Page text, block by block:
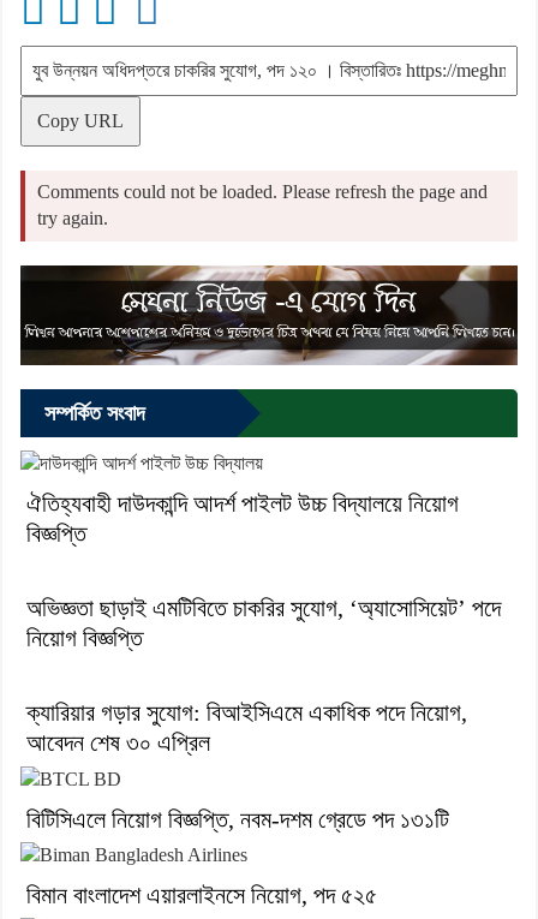
Copy URL
Comments could not be loaded. Please refresh the page and
try again.
সম্পর্কিত সংবাদ
ঐতিহ্যবাহী দাউদকান্দি আদর্শ পাইলট উচ্চ বিদ্যালয়ে নিয়োগ
বিজ্ঞপ্তি
অভিজ্ঞতা ছাড়াই এমটিবিতে চাকরির সুযোগ, ‘অ্যাসোসিয়েট’ পদে
নিয়োগ বিজ্ঞপ্তি
ক্যারিয়ার গড়ার সুযোগ: বিআইসিএমে একাধিক পদে নিয়োগ,
আবেদন শেষ ৩০ এপ্রিল
বিটিসিএলে নিয়োগ বিজ্ঞপ্তি, নবম-দশম গ্রেডে পদ ১৩১টি
বিমান বাংলাদেশ এয়ারলাইনসে নিয়োগ, পদ ৫২৫